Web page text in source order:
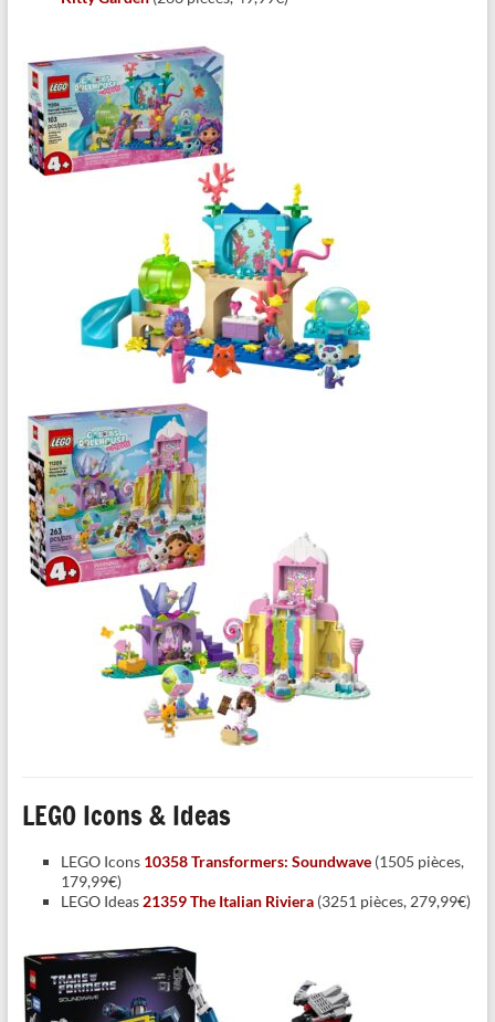
LEGO Icons & Ideas
LEGO Icons 10358 Transformers: Soundwave(1505 pièces,
179,99€)
LEGO Ideas 21359 The Italian Riviera(3251 pièces, 279,99€)